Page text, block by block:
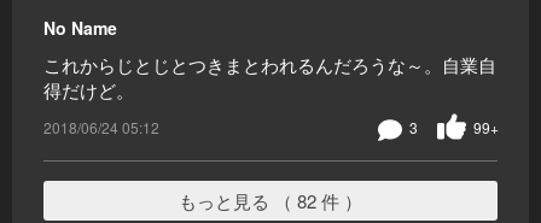
No Name
これからじとじとつきまとわれるんだろうな～。自業自
得だけど。
2018/06/24 05:12 99+
3
もっと見る （ 82 件 ）